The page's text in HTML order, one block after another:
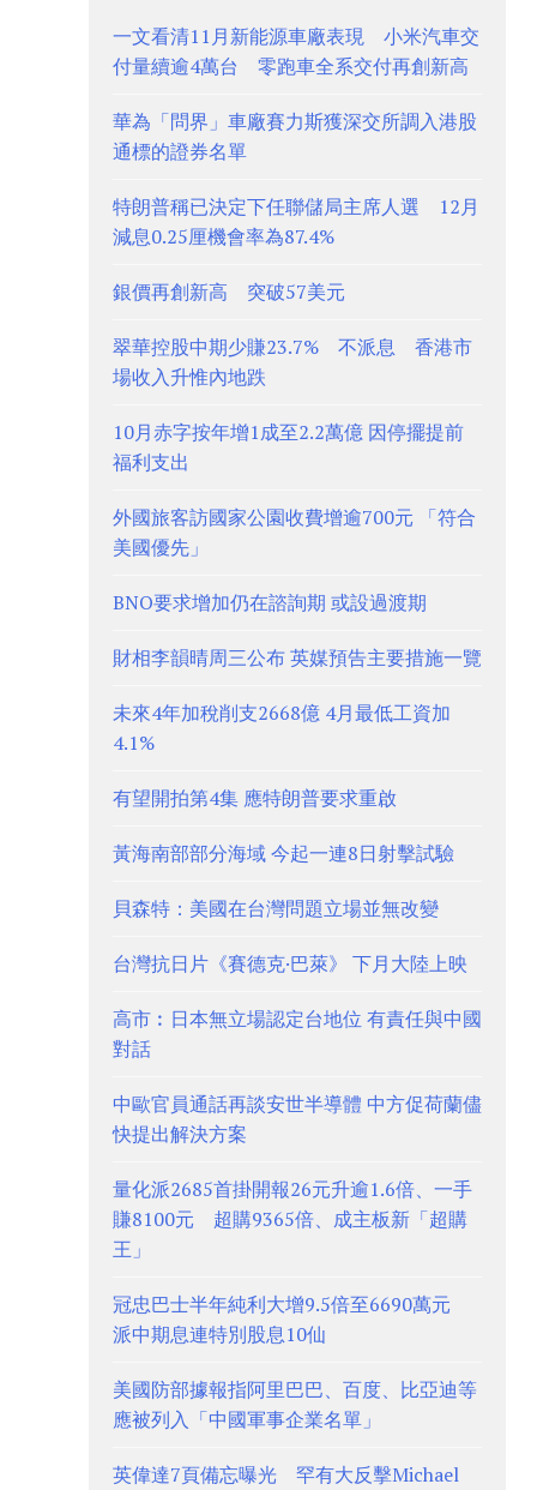
一文看清11月新能源車廠表現 小米汽車交
付量續逾4萬台 零跑車全系交付再創新高
華為「問界」車廠賽力斯獲深交所調入港股
通標的證券名單
特朗普稱已決定下任聯儲局主席人選 12月
減息0.25厘機會率為87.4%
銀價再創新高 突破57美元
翠華控股中期少賺23.7% 不派息 香港市
場收入升惟內地跌
10月赤字按年增1成至2.2萬億 因停擺提前
福利支出
外國旅客訪國家公園收費增逾700元 「符合
美國優先」
BNO要求增加仍在諮詢期 或設過渡期
財相李韻晴周三公布 英媒預告主要措施一覽
未來4年加稅削支2668億 4月最低工資加
4.1%
有望開拍第4集 應特朗普要求重啟
黃海南部部分海域 今起一連8日射擊試驗
貝森特：美國在台灣問題立場並無改變
台灣抗日片《賽德克·巴萊》 下月大陸上映
高市︰日本無立場認定台地位 有責任與中國
對話
中歐官員通話再談安世半導體 中方促荷蘭儘
快提出解決方案
量化派2685首掛開報26元升逾1.6倍、一手
賺8100元 超購9365倍、成主板新「超購
王」
冠忠巴士半年純利大增9.5倍至6690萬元
派中期息連特別股息10仙
美國防部據報指阿里巴巴、百度、比亞迪等
應被列入「中國軍事企業名單」
英偉達7頁備忘曝光 罕有大反擊Michael